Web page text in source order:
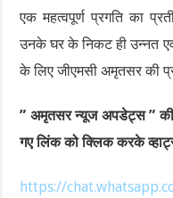
एक महत्वपूर्ण प्रगति का
उनके घर के निकट ही उन्नत
के लिए जीएमसी अमृतसर की
” अमृतसर न्यूज अपडेट्स ” की
गए लिंक को क्लिक करके
https://